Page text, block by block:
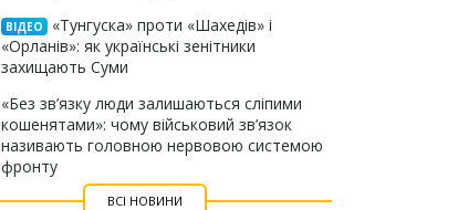
ВІДЕО
«Тунгуска» проти «Шахедів» і
«Орланів»: як українські зенітники
захищають Суми
«Без зв’язку люди залишаються сліпими
кошенятами»: чому військовий зв’язок
називають головною нервовою системою
фронту
ВСІ НОВИНИ